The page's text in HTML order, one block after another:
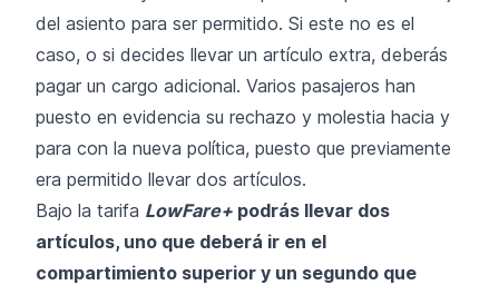
del asiento para ser permitido. Si este no es el
caso, o si decides llevar un artículo extra, deberás
pagar un cargo adicional. Varios pasajeros han
puesto en evidencia su rechazo y molestia hacia y
para con la nueva política, puesto que previamente
era permitido llevar dos artículos.
Bajo la tarifa LowFare+ podrás llevar dos
artículos, uno que deberá ir en el
compartimiento superior y un segundo que